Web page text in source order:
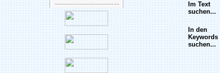
Im Text
suchen...
In den
Keywords
suchen...